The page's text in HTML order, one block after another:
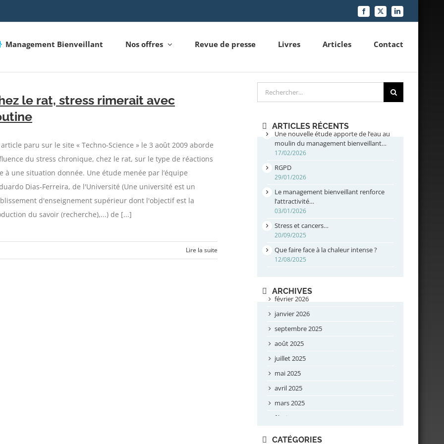
Facebook
X LinkedIn
Management Bienveillant Nos offres Revue de presse Livres Articles Contact
le rat, stress rimerait avec
paru sur le site « Techno-Science » le 3 août 2009 aborde
du stress chronique, chez le rat, sur le type de réactions
à une situation donnée. Une étude menée par l’équipe
Dias-Ferreira, de l'Université (Une université est un
d'enseignement supérieur dont l'objectif est la
du savoir (recherche),...) de [...]
Lire la suite
Rechercher
ARTICLES RÉCENTS
Une nouvelle étude apporte de l’eau au
moulin du management bienveillant…
17/02/2026
RGPD
29/01/2026
Le management bienveillant renforce
l’attractivité…
03/01/2026
Stress et cancers…
20/09/2025
Que faire face à la chaleur intense ?
12/08/2025
ARCHIVES
février 2026
janvier 2026
septembre 2025
août 2025
juillet 2025
mai 2025
avril 2025
mars 2025
février 2025
CATÉGORIES